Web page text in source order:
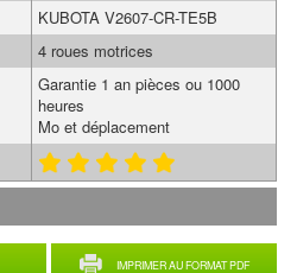
IMPRIMER AU FORMAT PDF
KUBOTA V2607-CR-TE5B
4 roues motrices
Garantie 1 an pièces ou 1000
heures
Mo et déplacement